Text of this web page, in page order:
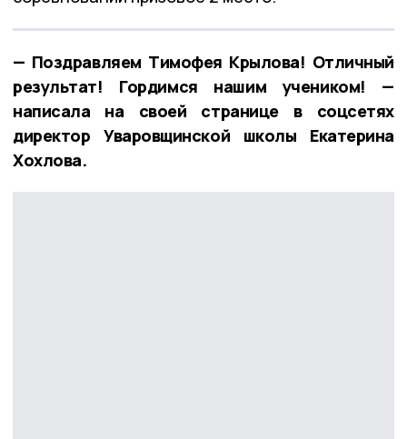
— Поздравляем Тимофея Крылова! Отличный
результат! Гордимся нашим учеником! —
написала на своей странице в соцсетях
директор Уваровщинской школы Екатерина
Хохлова.